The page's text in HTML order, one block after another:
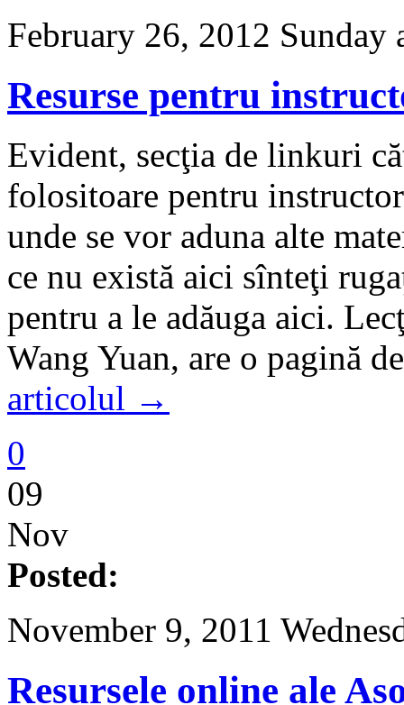
February 26, 2012 Sunday
Resurse pentru
Evident, secţia de linkuri
folositoare pentru
unde se vor aduna alte
ce nu există aici sînteţi
pentru a le adăuga aici.
Wang Yuan, are o pagină
articolul →
0
09
Nov
Posted:
November 9, 2011
Resursele online ale